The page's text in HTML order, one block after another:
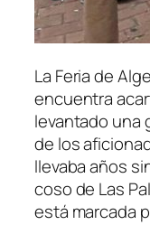
La Feria de
encuentra
levantado una
de los
llevaba años
coso de Las
está marcada